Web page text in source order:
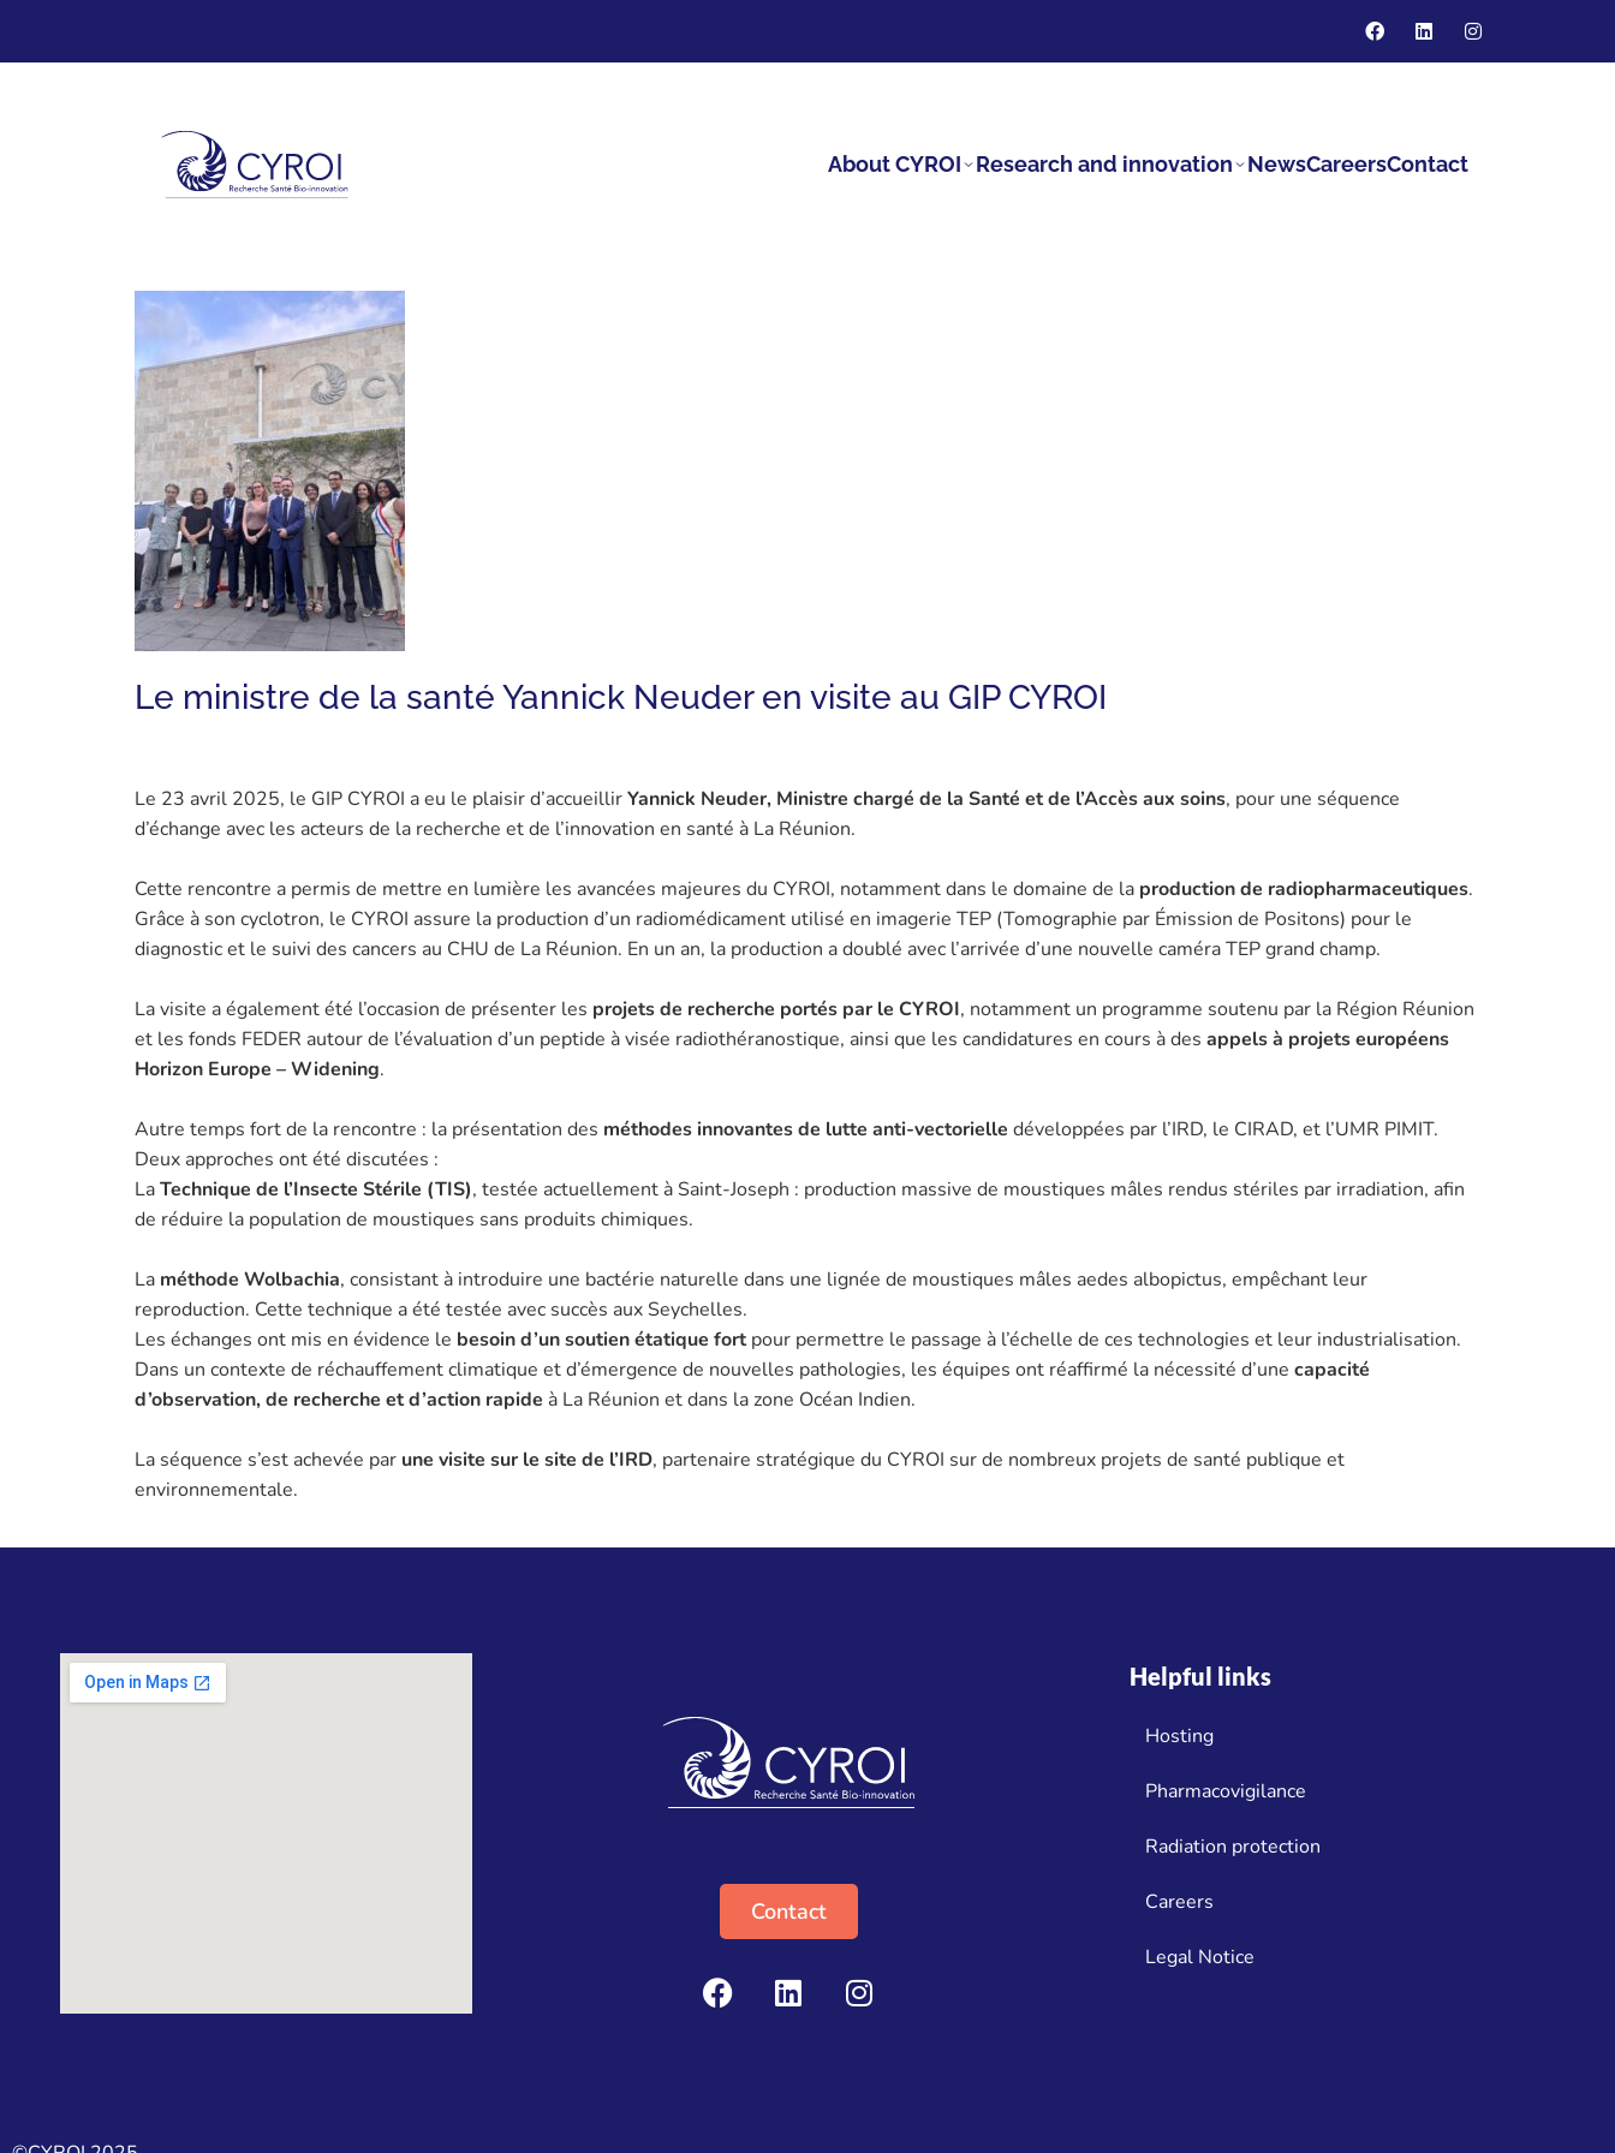
About CYROI Research and innovation NewsCareersContact
Le ministre de la santé Yannick Neuder en visite au GIP CYROI
Le 23 avril 2025, le GIP CYROI a eu le plaisir d’accueillirYannick Neuder, Ministre chargé de la Santé et de l’Accès aux soins, pour une séquence
d’échange avec les acteurs de la recherche et de l’innovation en santé à La Réunion.
Cette rencontre a permis de mettre en lumière les avancées majeures du CYROI, notamment dans le domaine de la production de radiopharmaceutiques.
Grâce à son cyclotron, le CYROI assure la production d’un radiomédicament utilisé en imagerie TEP (Tomographie par Émission de Positons) pour le
diagnostic et le suivi des cancers au CHU de La Réunion. En un an, la production a doublé avec l’arrivée d’une nouvelle caméra TEP grand champ.
La visite a également été l’occasion de présenter les projets de recherche portés par le CYROI, notamment un programme soutenu par la Région Réunion
et les fonds FEDER autour de l’évaluation d’un peptide à visée radiothéranostique, ainsi que les candidatures en cours à des appels à projets européens
Horizon Europe – Widening.
Autre temps fort de la rencontre : la présentation des méthodes innovantes de lutte anti-vectorielle développées par l’IRD, le CIRAD, et l’UMR PIMIT.
Deux approches ont été discutées :
LaTechnique de l’Insecte Stérile (TIS), testée actuellement à Saint-Joseph : production massive de moustiques mâles rendus stériles par irradiation, afin
de réduire la population de moustiques sans produits chimiques.
La méthode Wolbachia, consistant à introduire une bactérie naturelle dans une lignée de moustiques mâles aedes albopictus, empêchant leur
reproduction. Cette technique a été testée avec succès aux Seychelles.
Les échanges ont mis en évidence le besoin d’un soutien étatique fortpour permettre le passage à l’échelle de ces technologies et leur industrialisation.
Dans un contexte de réchauffement climatique et d’émergence de nouvelles pathologies, les équipes ont réaffirmé la nécessité d’une capacité
d’observation, de recherche et d’action rapide à La Réunion et dans la zone Océan Indien.
La séquence s’est achevée par une visite sur le site de l’IRD, partenaire stratégique du CYROI sur de nombreux projets de santé publique et
environnementale.
Contact
Helpful links
Hosting
Pharmacovigilance
Radiation protection
Careers
Legal Notice